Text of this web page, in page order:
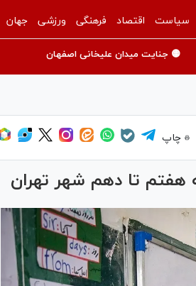
سیاست اقتصاد فرهنگی ورزشی جهان
🟡 جنایت میدان علیخانی اصفهان
چاپ
هفتم تا دهم شهر تهران